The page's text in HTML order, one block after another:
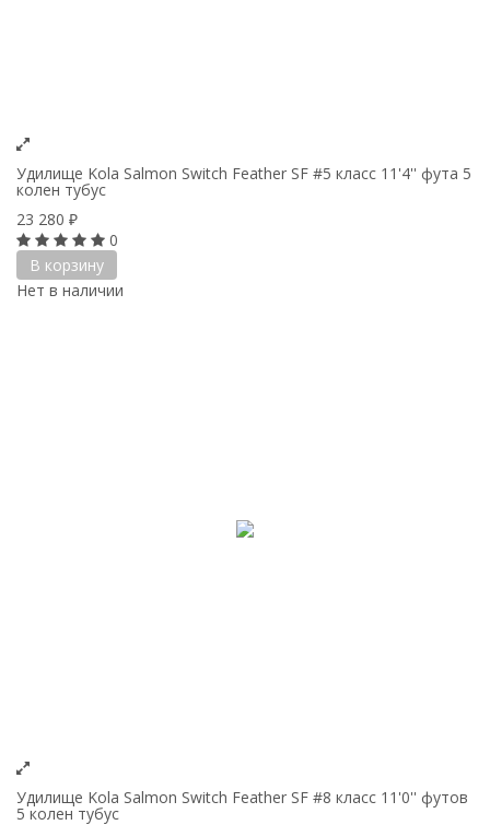
Удилище Kola Salmon Switch Feather SF #5 класс 11'4'' фута 5
колен тубус
23 280 ₽
0
В корзину
Нет в наличии
Удилище Kola Salmon Switch Feather SF #8 класс 11'0'' футов
5 колен тубус